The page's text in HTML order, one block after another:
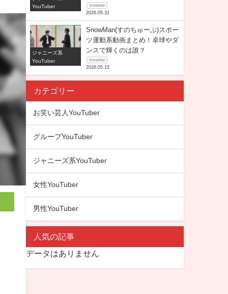
YouTuber
SnowMan
2026.05.31
ジャニーズ系
YouTuber
SnowMan(すのちゅーぶ)スポー
ツ運動系動画まとめ！卓球やダ
ンスで輝くのは誰？
SnowMan
2026.05.15
カテゴリー
お笑い芸人YouTuber
グループYouTuber
ジャニーズ系YouTuber
女性YouTuber
男性YouTuber
人気の記事
データはありません